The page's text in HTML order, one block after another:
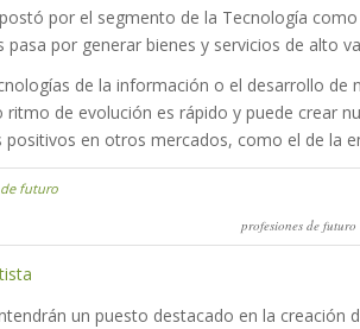
por el segmento de la Tecnología
pasa por generar bienes y servicios de alto
de la información o el desarrollo
ritmo de evolución es rápido y puede crear
en otros mercados, como el de la
profesiones de futuro
un puesto destacado en la creación